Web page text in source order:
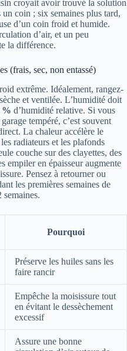
croyait avoir trouvé la solution
coin ; six semaines plus tard,
d’un coin froid et humide.
d’air, et un peu
la différence.
(frais, sec, non entassé)
extrême. Idéalement, rangez-
et ventilée. L’humidité doit
% d’humidité relative. Si vous
tempéré, c’est souvent
La chaleur accélère le
radiateurs et les plafonds
couche sur des clayettes, des
empiler en épaisseur augmente
Pensez à retourner ou
les premières semaines de
semaines.
Pourquoi
Préserve les huiles sans les
faire rancir
Empêche la moisissure tout
en évitant le dessèchement
excessif
Assure une bonne